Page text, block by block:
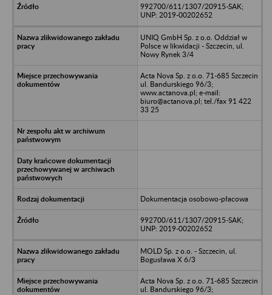
992700/611/1307/20915-SAK;
UNP: 2019-00202652
UNIQ GmbH Sp. z o.o. Oddział w
Polsce w likwidacji - Szczecin, ul.
Nowy Rynek 3/4
Acta Nova Sp. z o.o. 71-685 Szczecin
ul. Bandurskiego 96/3;
www.actanova.pl; e-mail:
biuro@actanova.pl; tel./fax 91 422
33 25
Dokumentacja osobowo-płacowa
992700/611/1307/20915-SAK;
UNP: 2019-00202652
MOLD Sp. z o.o. - Szczecin, ul.
Bogusława X 6/3
Acta Nova Sp. z o.o. 71-685 Szczecin
ul. Bandurskiego 96/3;